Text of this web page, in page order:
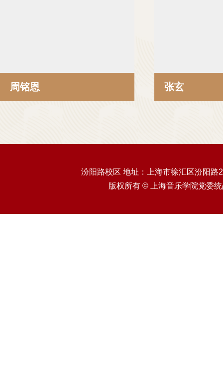
周铭恩 张玄
汾阳路校区 地址：上海市徐汇区汾阳路
版权所有 © 上海音乐学院党委